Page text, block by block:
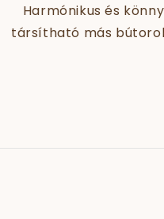
Harmónikus és
társítható más